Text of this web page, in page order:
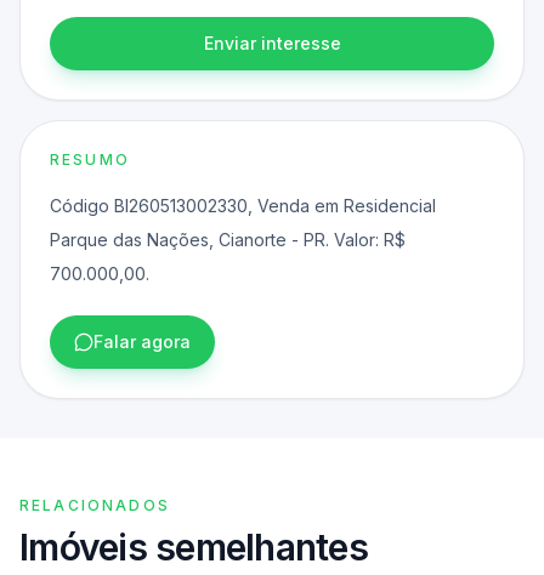
Enviar interesse
RESUMO
Código BI260513002330, Venda em Residencial
Parque das Nações, Cianorte - PR. Valor: R$
700.000,00.
Falar agora
RELACIONADOS
Imóveis semelhantes